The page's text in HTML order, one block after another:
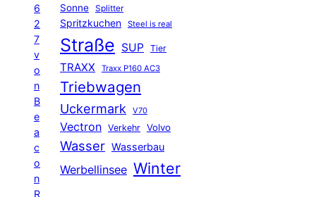
6
2
7
v
o
n
B
e
a
c
o
n
R
Sonne Splitter
Spritzkuchen Steel is real
Straße SUP Tier
TRAXX Traxx P160 AC3
Triebwagen
Uckermark V70
Vectron Verkehr Volvo
Wasser Wasserbau
Werbellinsee Winter